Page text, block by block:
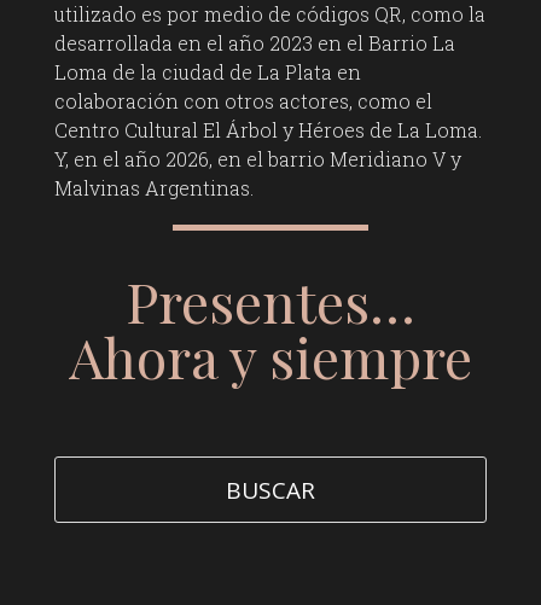
utilizado es por medio de códigos QR, como la
desarrollada en el año 2023 en el Barrio La
Loma de la ciudad de La Plata en
colaboración con otros actores, como el
Centro Cultural El Árbol y Héroes de La Loma.
Y, en el año 2026, en el barrio Meridiano V y
Malvinas Argentinas.
Presentes…
Ahora y siempre